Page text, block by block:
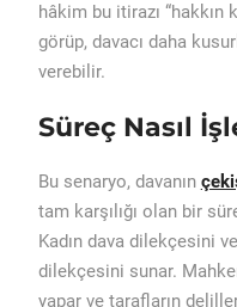
hâkim bu itirazı “hakkın
görüp, davacı daha
verebilir.
Süreç Nasıl
Bu senaryo, davanın
tam karşılığı olan bir
Kadın dava dilekçesini
dilekçesini sunar.
yapar ve tarafların